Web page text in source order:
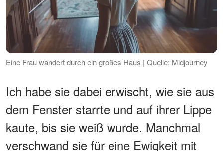
Eine Frau wandert durch ein großes Haus | Quelle: Midjourney
Ich habe sie dabei erwischt, wie sie aus
dem Fenster starrte und auf ihrer Lippe
kaute, bis sie weiß wurde. Manchmal
verschwand sie für eine Ewigkeit mit